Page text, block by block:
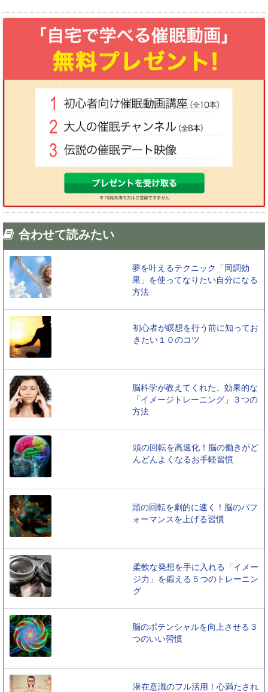
合わせて読みたい
夢を叶えるテクニック「同調効
果」を使ってなりたい自分になる
方法
初心者が瞑想を行う前に知ってお
きたい１０のコツ
脳科学が教えてくれた、効果的な
「イメージトレーニング」３つの
方法
頭の回転を高速化！脳の働きがど
んどんよくなるお手軽習慣
頭の回転を劇的に速く！脳のパフ
ォーマンスを上げる習慣
柔軟な発想を手に入れる「イメー
ジ力」を鍛える５つのトレーニン
グ
脳のポテンシャルを向上させる３
つのいい習慣
潜在意識のフル活用！心満たされ